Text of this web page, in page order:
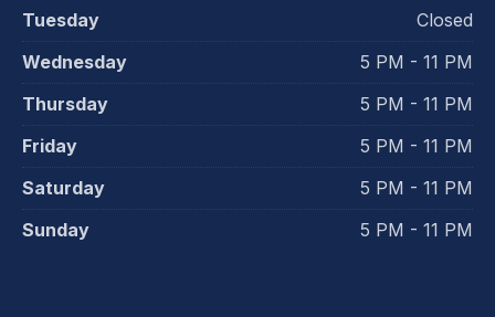
Tuesday
Closed
Wednesday
5 PM - 11 PM
Thursday
5 PM - 11 PM
Friday
5 PM - 11 PM
Saturday
5 PM - 11 PM
Sunday
5 PM - 11 PM